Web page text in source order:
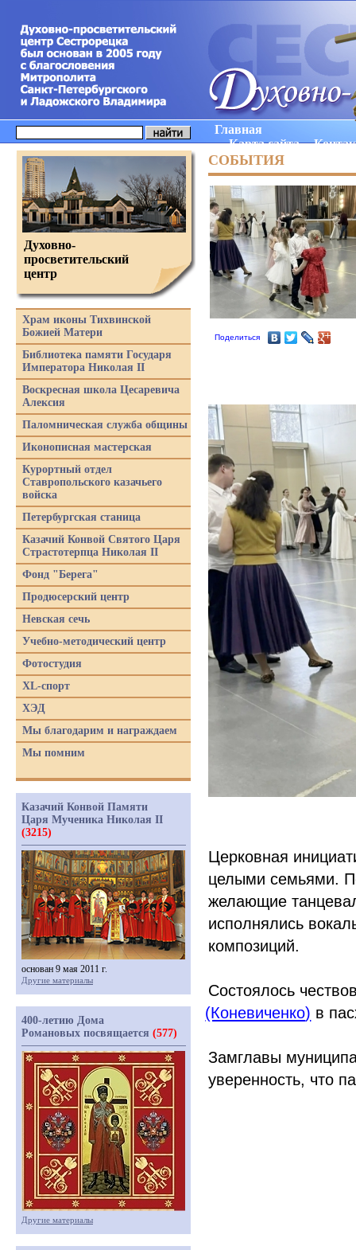
Главная
Карта сайта
СОБЫТИЯ
Поделиться
Церковная
целыми семьями.
желающие
исполнялись
композиций.
Состоялось
(Коневиченко) в
Замглавы
уверенность, что
Духовно-
просветительский
центр
Храм иконы Тихвинской
Божией Матери
Библиотека памяти Государя
Императора Николая II
Воскресная школа Цесаревича
Алексия
Паломническая служба общины
Иконописная мастерская
Курортный отдел
Ставропольского казачьего
войска
Петербургская станица
Казачий Конвой Святого Царя
Страстотерпца Николая II
Фонд "Берега"
Продюсерский центр
Невская сечь
Учебно-методический центр
Фотостудия
XL-спорт
ХЭД
Мы благодарим и награждаем
Мы помним
Казачий Конвой Памяти
Царя Мученика Николая II
(3215)
основан 9 мая 2011 г.
Другие материалы
400-летию Дома
Романовых посвящается (577)
Другие материалы